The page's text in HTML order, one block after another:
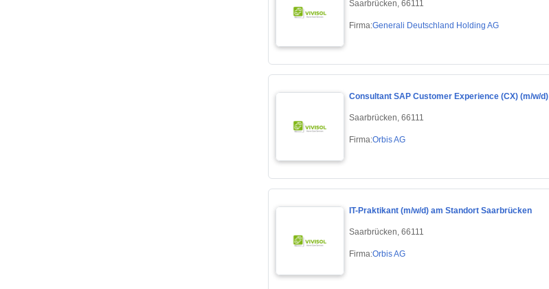
Saarbrücken, 66111
Firma:Generali Deutschland Holding AG
Consultant SAP Customer Experience (CX) (m/w/d)
Saarbrücken, 66111
Firma:Orbis AG
IT-Praktikant (m/w/d) am Standort Saarbrücken
Saarbrücken, 66111
Firma:Orbis AG